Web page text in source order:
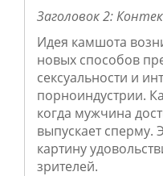
Заголовок 2:
Идея камшота
новых способов
сексуальности и
порноиндустрии.
когда мужчина
выпускает сперму.
картину
зрителей.